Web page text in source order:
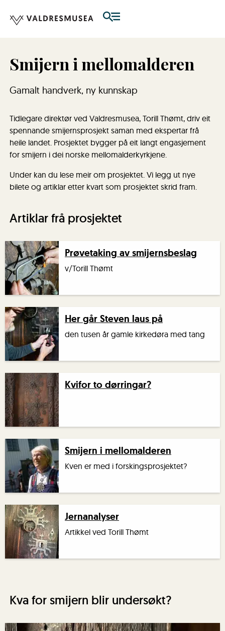
Smijern i mellomalderen
Gamalt handverk, ny kunnskap
Tidlegare direktør ved Valdresmusea, Torill Thømt, driv eit
spennande smijernsprosjekt saman med ekspertar frå
heile landet. Prosjektet bygger på eit langt engasjement
for smijern i dei norske mellomalderkyrkjene.​
Under kan du lese meir om prosjektet. Vi legg ut nye
bilete og artiklar etter kvart som prosjektet skrid fram.
Artiklar frå prosjektet
Prøvetaking av smijernsbeslag
v/Torill Thømt
Her går Steven laus på
den tusen år gamle kirkedøra med tang
Kvifor to dørringar?
Smijern i mellomalderen
Kven er med i forskingsprosjektet?
Jernanalyser
Artikkel ved Torill Thømt
Kva for smijern blir undersøkt?